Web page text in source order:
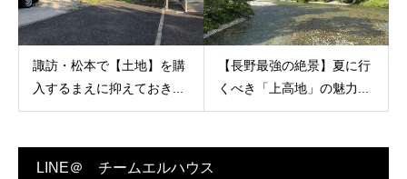
諏訪・松本で【土地】を購
入するまえに抑えておき...
【長野最強の絶景】夏に行
くべき「上高地」の魅力...
LINE＠ チームエルハウス